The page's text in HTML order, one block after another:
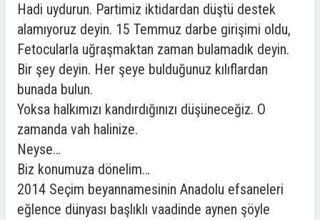
Hadi uydurun. Partimiz iktidardan düştü destek
alamıyoruz deyin. 15 Temmuz darbe girişimi oldu,
Fetocularla uğraşmaktan zaman bulamadık deyin.
Bir şey deyin. Her şeye bulduğunuz kılıflardan
bunada bulun.
Yoksa halkımızı kandırdığınızı düşüneceğiz. O
zamanda vah halinize.
Neyse…
Biz konumuza dönelim…
2014 Seçim beyannamesinin Anadolu efsaneleri
eğlence dünyası başlıklı vaadinde aynen şöyle